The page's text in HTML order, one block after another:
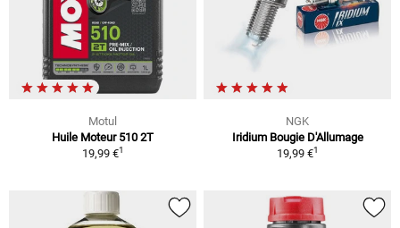
Motul
Huile Moteur 510 2T
19,99 €1
NGK
Iridium Bougie D'Allumage
19,99 €1